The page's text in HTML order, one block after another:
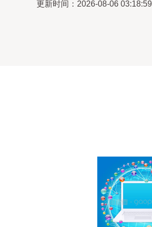
更新时间：2026-08-06 03:18:59